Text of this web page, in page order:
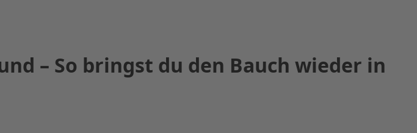
– So bringst du den Bauch wieder in